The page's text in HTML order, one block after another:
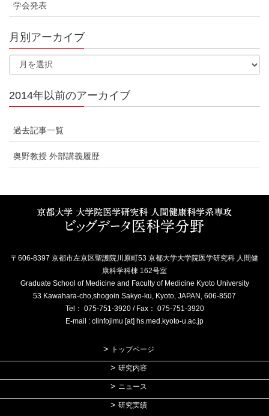
学会発表
月別アーカイブ
2014年以前のアーカイブ
過去記事一覧
奥野教授 外部講義履歴
〒606-8397 京都市左京区聖護院川原町53 京都大学大学院医学研究科 人間健
康科学科棟 162号室
Graduate School of Medicine and Faculty of Medicine Kyoto University
53 Kawahara-cho,shogoin Sakyo-ku, Kyoto, JAPAN, 606-8507
Tel： 075-751-3920 / Fax： 075-751-3920
E-mail : clinfojimu [at] hs.med.kyoto-u.ac.jp
トップページ
研究内容
ニュース
研究実績